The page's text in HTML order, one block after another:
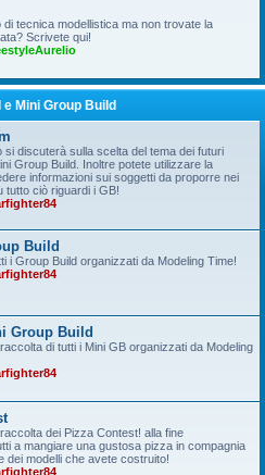
di tecnica modellistica ma non trovate la
Scrivete qui!
Mini Group Build
si discuterà sulla scelta del tema dei futuri
Group Build. Inoltre potete utilizzare la
informazioni sui soggetti da proporre nei
tutto ciò riguardi i GB!
Build
i Group Build organizzati da Modeling Time!
Group Build
di tutti i Mini GB organizzati da Modeling
dei Pizza Contest! alla fine
a mangiare una gustosa pizza in compagnia
dei modelli che avete costruito!